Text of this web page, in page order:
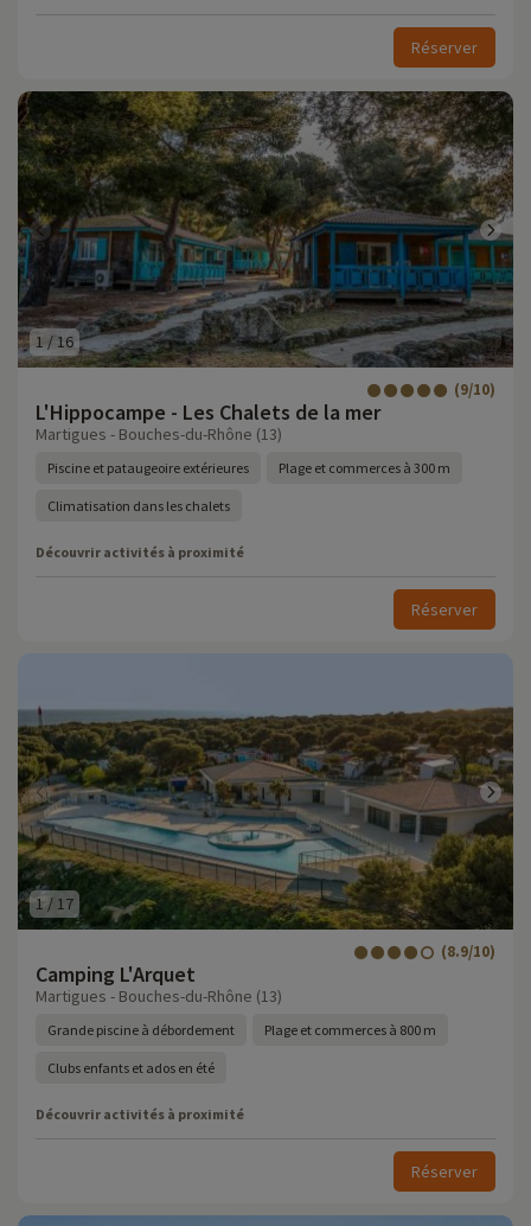
Réserver
1 / 16
L'Hippocampe - Les Chalets de la mer
(9/10)
Martigues - Bouches-du-Rhône (13)
Piscine et pataugeoire extérieures Plage et commerces à 300 m
Climatisation dans les chalets
Découvrir activités à proximité
Réserver
1/ 17
Camping L'Arquet
(8.9/10)
Martigues - Bouches-du-Rhône (13)
Grande piscine à débordement Plage et commerces à 800 m
Clubs enfants et ados en été
Découvrir activités à proximité
Réserver